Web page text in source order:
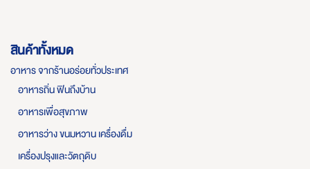
สินค้าทั้งหมด
อาหาร จากร้านอร่อยทั่วประเทศ
อาหารถิ่น ฟินถึงบ้าน
อาหารเพื่อสุขภาพ
อาหารว่าง ขนมหวาน เครื่องดื่ม
เครื่องปรุงและวัตถุดิบ